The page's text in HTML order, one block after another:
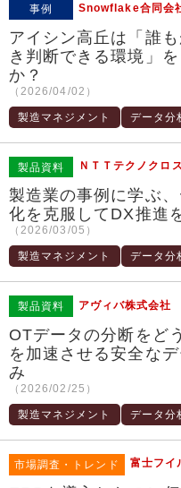
事例 Snowflake合同会
アイシン高丘は「誰
き判断できる環境」
か？
（2026/04/02）
製造マネジメント データ分
製品資料 ＮＴＴテクノクロ
製造業の事例に学ぶ
化を克服してDX推進
（2026/03/05）
製造マネジメント データ分
製品資料 アヴィバ株式会社
OTデータの分断を
を加速させる安全な
み
（2026/02/25）
製造マネジメント データ分
市場調査・トレンド 富士フイ